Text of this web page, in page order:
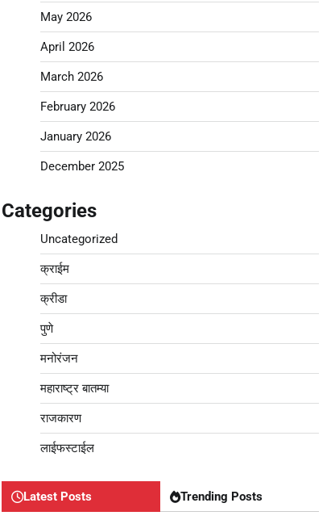
May 2026
April 2026
March 2026
February 2026
January 2026
December 2025
Categories
Uncategorized
क्राईम
क्रीडा
पुणे
मनोरंजन
महाराष्ट्र बातम्या
राजकारण
लाईफस्टाईल
Latest Posts Trending Posts